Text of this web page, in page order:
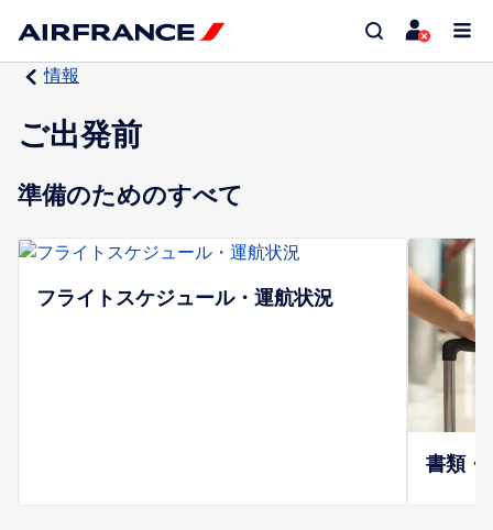
情報
ご出発前
準備のためのすべて
フライトスケジュール・運航状況
書類・